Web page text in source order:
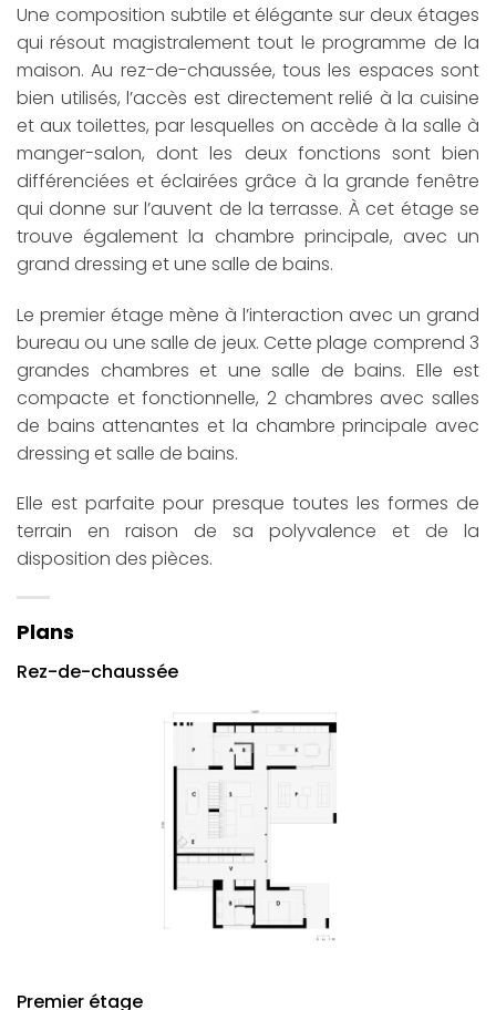
Une composition subtile et élégante sur deux étages
qui résout magistralement tout le programme de la
maison. Au rez-de-chaussée, tous les espaces sont
bien utilisés, l’accès est directement relié à la cuisine
et aux toilettes, par lesquelles on accède à la salle à
manger-salon, dont les deux fonctions sont bien
différenciées et éclairées grâce à la grande fenêtre
qui donne sur l’auvent de la terrasse. À cet étage se
trouve également la chambre principale, avec un
grand dressing et une salle de bains.
Le premier étage mène à l’interaction avec un grand
bureau ou une salle de jeux. Cette plage comprend 3
grandes chambres et une salle de bains. Elle est
compacte et fonctionnelle, 2 chambres avec salles
de bains attenantes et la chambre principale avec
dressing et salle de bains.
Elle est parfaite pour presque toutes les formes de
terrain en raison de sa polyvalence et de la
disposition des pièces.
Plans
Rez-de-chaussée
Premier étage